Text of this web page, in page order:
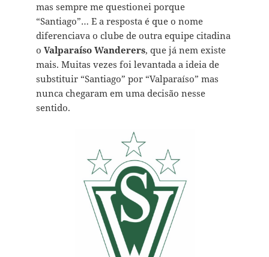
mas sempre me questionei porque
“Santiago”… E a resposta é que o nome
diferenciava o clube de outra equipe citadina
o Valparaíso Wanderers, que já nem existe
mais. Muitas vezes foi levantada a ideia de
substituir “Santiago” por “Valparaíso” mas
nunca chegaram em uma decisão nesse
sentido.